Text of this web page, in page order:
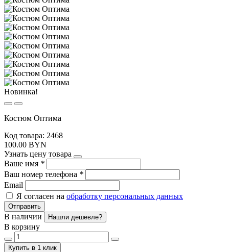
Новинка!
Костюм Оптима
Код товара: 2468
100.00 BYN
Узнать цену товара
Ваше имя *
Ваш номер телефона *
Email
Я согласен на обработку персональных данных
Отправить
В наличии Нашли дешевле?
В корзину
Купить в 1 клик